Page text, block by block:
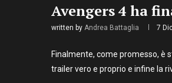
Avengers 4 ha
written by Andrea Battaglia 7
Finalmente, come promesso, è
trailer vero e proprio e infine la